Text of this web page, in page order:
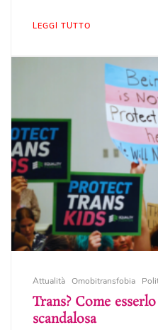
LEGGI TUTTO
Attualità Omobitransfobia
Trans? Come
scandalosa